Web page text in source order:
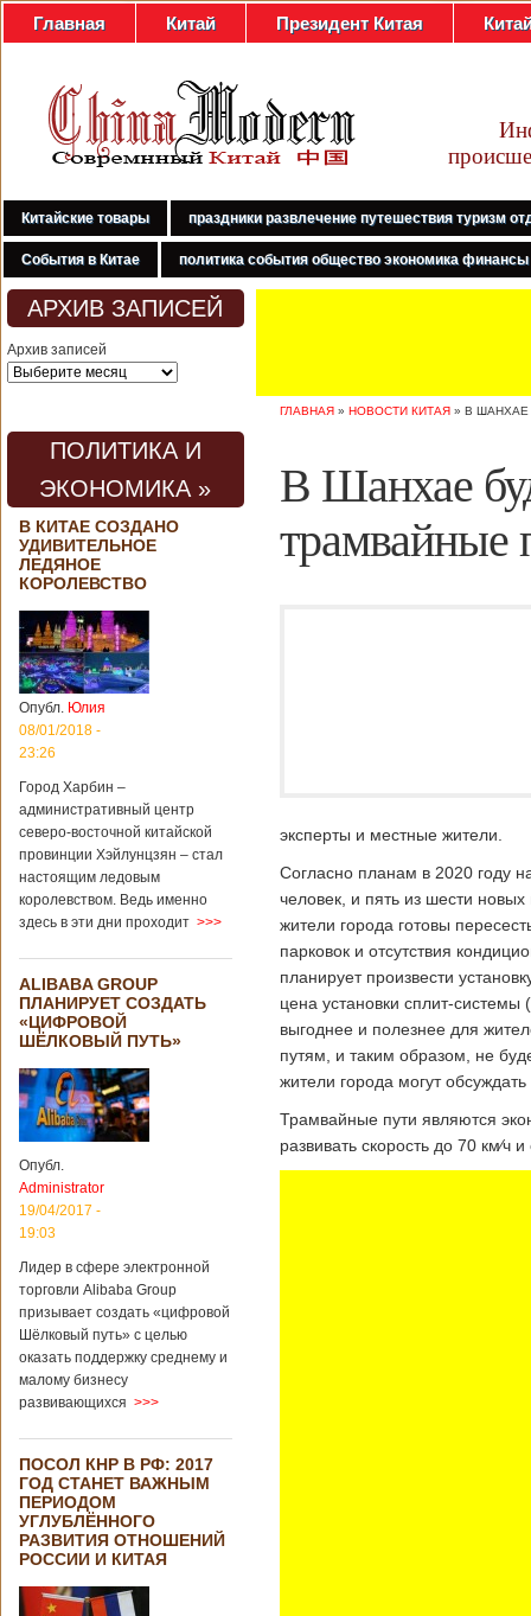
Главная Китай Президент Китая
Китайские товары праздники развлечение путешествия туризм
События в Китае политика события общество экономика финансы
АРХИВ ЗАПИСЕЙ
Архив записей
ПОЛИТИКА И
ЭКОНОМИКА »
В КИТАЕ СОЗДАНО
УДИВИТЕЛЬНОЕ
ЛЕДЯНОЕ
КОРОЛЕВСТВО
Опубл. Юлия
08/01/2018 -
23:26
Город Харбин –
административный центр
северо-восточной китайской
провинции Хэйлунцзян – стал
настоящим ледовым
королевством. Ведь именно
здесь в эти дни проходит >>>
ALIBABA GROUP
ПЛАНИРУЕТ СОЗДАТЬ
«ЦИФРОВОЙ
ШЁЛКОВЫЙ ПУТЬ»
Опубл.
Administrator
19/04/2017 -
19:03
Лидер в сфере электронной
торговли Alibaba Group
призывает создать «цифровой
Шёлковый путь» с целью
оказать поддержку среднему и
малому бизнесу
развивающихся >>>
ПОСОЛ КНР В РФ: 2017
ГОД СТАНЕТ ВАЖНЫМ
ПЕРИОДОМ
УГЛУБЛЁННОГО
РАЗВИТИЯ ОТНОШЕНИЙ
РОССИИ И КИТАЯ
ГЛАВНАЯ » НОВОСТИ КИТАЯ » В ШАНХАЕ
В Шанхае
трамвайные
эксперты и местные жители.
Согласно планам в 2020 году
человек, и пять из шести
жители города готовы
парковок и отсутствия
планирует произвести
цена установки сплит-
выгоднее и полезнее для
путям, и таким образом, не
жители города могут
Трамвайные пути являются
развивать скорость до 70 км∕ч и